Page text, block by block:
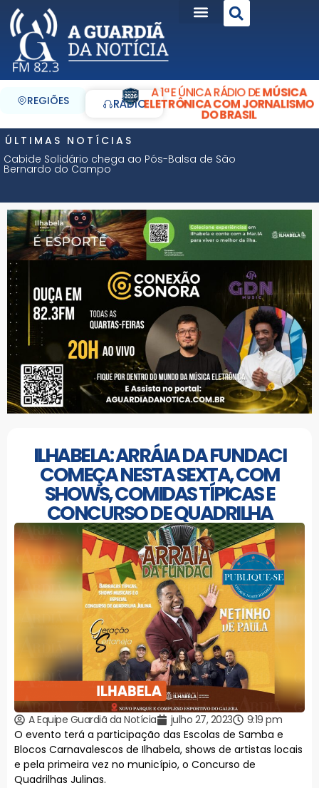
REGIÕES RÁDIO
A 1ª E ÚNICA RÁDIO DEMÚSICA
ELETRÔNICA COM JORNALISMO
DO BRASIL
ÚLTIMAS NOTÍCIAS
Cabide Solidário chega ao Pós-Balsa de São
Bernardo do Campo
ILHABELA: ARRÁIA DA FUNDACI
COMEÇA NESTA SEXTA, COM
SHOWS, COMIDAS TÍPICAS E
CONCURSO DE QUADRILHA
A Equipe Guardiã da Notícia julho 27, 2023
9:19 pm
O evento terá a participação das Escolas de Samba e
Blocos Carnavalescos de Ilhabela, shows de artistas locais
e pela primeira vez no município, o Concurso de
Quadrilhas Julinas.